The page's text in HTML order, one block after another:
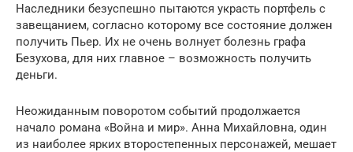
Наследники безуспешно пытаются украсть портфель с
завещанием, согласно которому все состояние должен
получить Пьер. Их не очень волнует болезнь графа
Безухова, для них главное – возможность получить
деньги.
Неожиданным поворотом событий продолжается
начало романа «Война и мир». Анна Михайловна, один
из наиболее ярких второстепенных персонажей, мешает